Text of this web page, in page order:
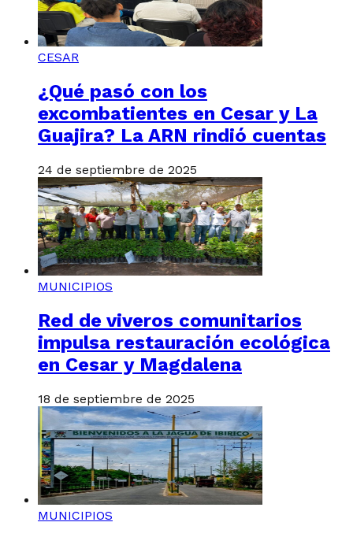
CESAR
¿Qué pasó con los
excombatientes en Cesar y La
Guajira? La ARN rindió cuentas
24 de septiembre de 2025
MUNICIPIOS
Red de viveros comunitarios
impulsa restauración ecológica
en Cesar y Magdalena
18 de septiembre de 2025
MUNICIPIOS